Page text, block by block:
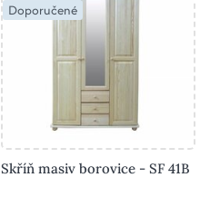
Doporučené
Skříň masiv borovice - SF 41B